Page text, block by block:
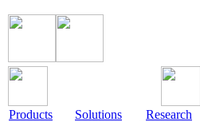
Products Solutions Research